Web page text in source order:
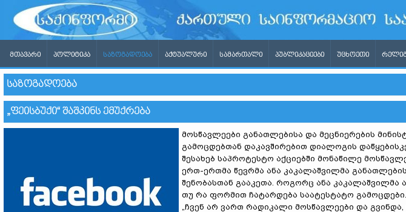
ᲛᲗᲐᲕᲐᲠᲘ ᲞᲝᲚᲘᲢᲘᲙᲐ ᲡᲐᲖᲝᲒᲐᲓᲝᲔᲑᲐ ᲐᲥᲢᲣᲐᲚᲣᲠᲘ ᲡᲐᲛᲐᲠᲗᲐᲚᲘ ᲞᲣᲑᲚᲘᲙᲐᲪᲘᲔᲑᲘ ᲣᲪᲮᲝᲔᲗᲘ
ᲡᲐᲖᲝᲒᲐᲓᲝᲔᲑᲐ
„ᲤᲔᲘᲡᲑᲣᲥᲘ“ ᲨᲐᲨᲙᲘᲜᲡ ᲔᲛᲣᲥᲠᲔᲑᲐ
მოსწავლეები განათლებისა და მეცნიერების
გამოცდებთან დაკავშირებით დიალოგის
შესახებ საპროტესტო აქციებში მონაწილე
ერთ-ერთმა წევრმა ანა კაკალაშვილმა
შენობასთან გააკეთა. როგორც ანა კაკალაშვილმა
თუ რა ფორმით ჩატარდება საატესტატო გამოცდები.
„ჩვენ არ ვართ რადიკალი მოსწავლეები და